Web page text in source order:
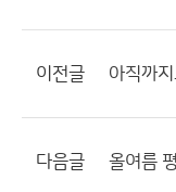
이전글 아직까
다음글 올여름